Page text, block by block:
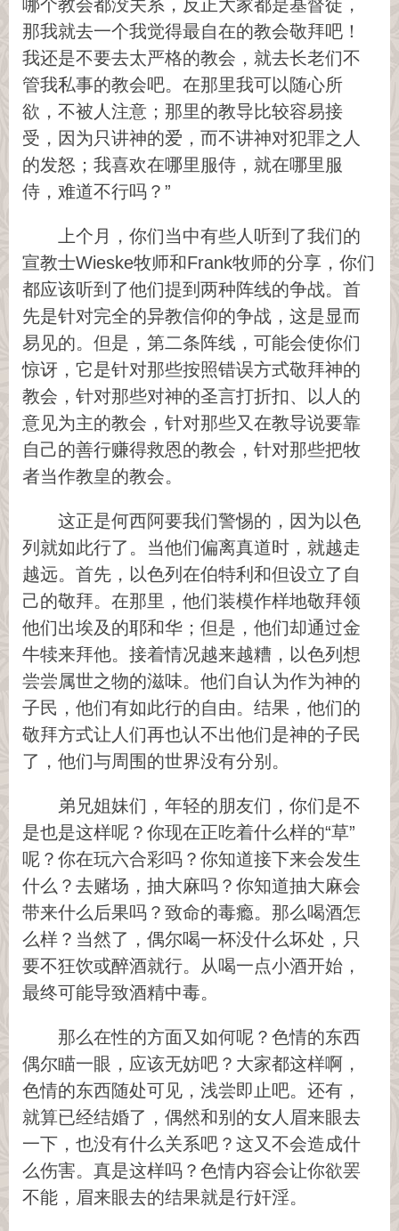
哪个教会都没关系，反正大家都是基督徒，
那我就去一个我觉得最自在的教会敬拜吧！
我还是不要去太严格的教会，就去长老们不
管我私事的教会吧。在那里我可以随心所
欲，不被人注意；那里的教导比较容易接
受，因为只讲神的爱，而不讲神对犯罪之人
的发怒；我喜欢在哪里服侍，就在哪里服
侍，难道不行吗？”
上个月，你们当中有些人听到了我们的
宣教士Wieske牧师和Frank牧师的分享，你们
都应该听到了他们提到两种阵线的争战。首
先是针对完全的异教信仰的争战，这是显而
易见的。但是，第二条阵线，可能会使你们
惊讶，它是针对那些按照错误方式敬拜神的
教会，针对那些对神的圣言打折扣、以人的
意见为主的教会，针对那些又在教导说要靠
自己的善行赚得救恩的教会，针对那些把牧
者当作教皇的教会。
这正是何西阿要我们警惕的，因为以色
列就如此行了。当他们偏离真道时，就越走
越远。首先，以色列在伯特利和但设立了自
己的敬拜。在那里，他们装模作样地敬拜领
他们出埃及的耶和华；但是，他们却通过金
牛犊来拜他。接着情况越来越糟，以色列想
尝尝属世之物的滋味。他们自认为作为神的
子民，他们有如此行的自由。结果，他们的
敬拜方式让人们再也认不出他们是神的子民
了，他们与周围的世界没有分别。
弟兄姐妹们，年轻的朋友们，你们是不
是也是这样呢？你现在正吃着什么样的“草”
呢？你在玩六合彩吗？你知道接下来会发生
什么？去赌场，抽大麻吗？你知道抽大麻会
带来什么后果吗？致命的毒瘾。那么喝酒怎
么样？当然了，偶尔喝一杯没什么坏处，只
要不狂饮或醉酒就行。从喝一点小酒开始，
最终可能导致酒精中毒。
那么在性的方面又如何呢？色情的东西
偶尔瞄一眼，应该无妨吧？大家都这样啊，
色情的东西随处可见，浅尝即止吧。还有，
就算已经结婚了，偶然和别的女人眉来眼去
一下，也没有什么关系吧？这又不会造成什
么伤害。真是这样吗？色情内容会让你欲罢
不能，眉来眼去的结果就是行奸淫。